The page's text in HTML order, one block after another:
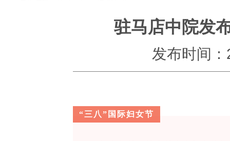
驻马店中院发
发布时间
“三八”国际妇女节